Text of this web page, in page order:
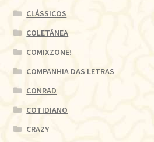
CLÁSSICOS
COLETÂNEA
COMIXZONE!
COMPANHIA DAS LETRAS
CONRAD
COTIDIANO
CRAZY